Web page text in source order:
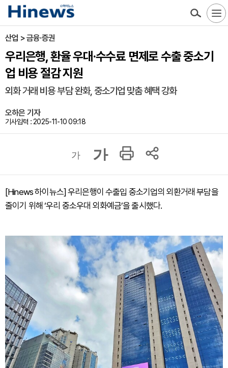
산업 > 금융·증권
우리은행, 환율 우대·수수료 면제로 수출 중소기
업 비용 절감 지원
외화 거래 비용 부담 완화, 중소기업 맞춤 혜택 강화
오하은 기자
기사입력 : 2025-11-10 09:18
가 가
[Hinews 하이뉴스] 우리은행이 수출입 중소기업의 외환거래 부담을
줄이기 위해 ‘우리 중소우대 외화예금’을 출시했다.